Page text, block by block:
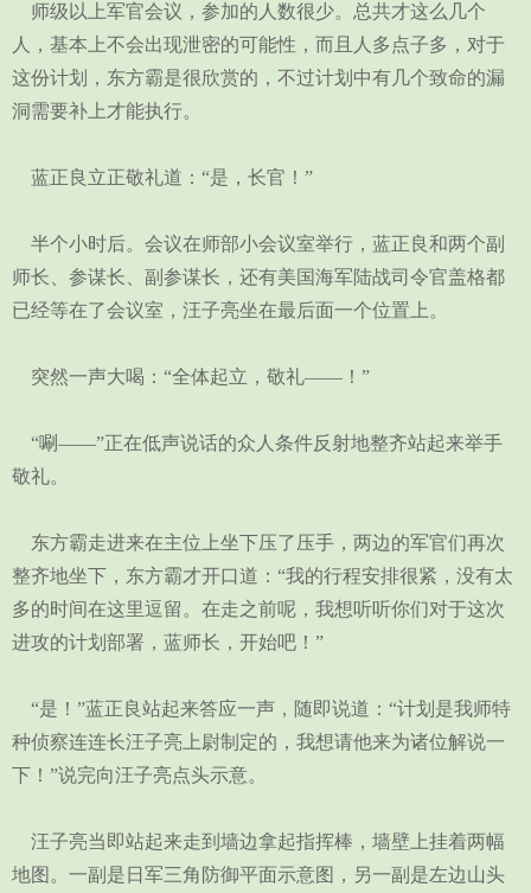
师级以上军官会议，参加的人数很少。总共才这么几个
人，基本上不会出现泄密的可能性，而且人多点子多，对于
这份计划，东方霸是很欣赏的，不过计划中有几个致命的漏
洞需要补上才能执行。
蓝正良立正敬礼道：“是，长官！”
半个小时后。会议在师部小会议室举行，蓝正良和两个副
师长、参谋长、副参谋长，还有美国海军陆战司令官盖格都
已经等在了会议室，汪子亮坐在最后面一个位置上。
突然一声大喝：“全体起立，敬礼——！”
“唰——”正在低声说话的众人条件反射地整齐站起来举手
敬礼。
东方霸走进来在主位上坐下压了压手，两边的军官们再次
整齐地坐下，东方霸才开口道：“我的行程安排很紧，没有太
多的时间在这里逗留。在走之前呢，我想听听你们对于这次
进攻的计划部署，蓝师长，开始吧！”
“是！”蓝正良站起来答应一声，随即说道：“计划是我师特
种侦察连连长汪子亮上尉制定的，我想请他来为诸位解说一
下！”说完向汪子亮点头示意。
汪子亮当即站起来走到墙边拿起指挥棒，墙壁上挂着两幅
地图。一副是日军三角防御平面示意图，另一副是左边山头